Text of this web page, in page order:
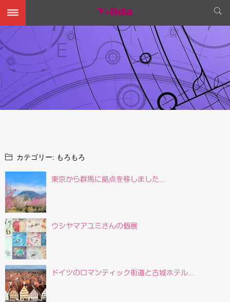
カテゴリー: もろもろ
東京から群馬に拠点を移しました...
ウシヤマアユミさんの個展
ドイツのロマンティック街道と古城ホテル...